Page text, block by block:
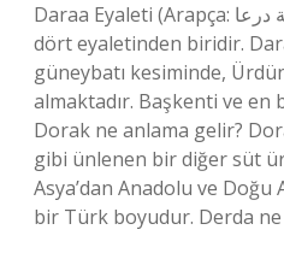
Daraa Eyaleti (Arapça: مُحافظة درعا) Suriye’nin on
dört eyaletinden biridir.
güneybatı kesiminde,
almaktadır. Başkenti ve en
Dorak ne anlama gelir?
gibi ünlenen bir diğer süt
Asya’dan Anadolu ve Doğu
bir Türk boyudur. Derda